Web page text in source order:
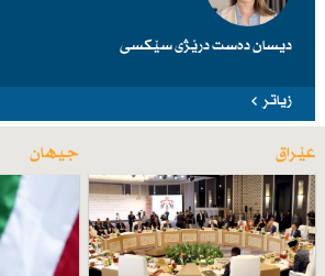
دیسان دەست درێژی سێكسی
زیاتر
عێراق جیهان